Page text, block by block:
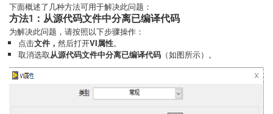
下面概述了几种方法可用于解决此问题：
方法1：从源代码文件中分离已编译代码
为解决此问题，请按照以下步骤操作：
点击文件， 然后打开VI属性。
取消选取从源代码文件中分离已编译代码 （如图所示）。